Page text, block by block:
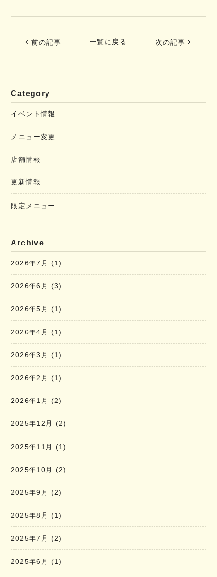
前の記事 一覧に戻る 次の記事
Category
イベント情報
メニュー変更
店舗情報
更新情報
限定メニュー
Archive
2026年7月 (1)
2026年6月 (3)
2026年5月 (1)
2026年4月 (1)
2026年3月 (1)
2026年2月 (1)
2026年1月 (2)
2025年12月 (2)
2025年11月 (1)
2025年10月 (2)
2025年9月 (2)
2025年8月 (1)
2025年7月 (2)
2025年6月 (1)